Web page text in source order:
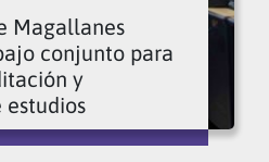
Magallanes
conjunto para
y
estudios